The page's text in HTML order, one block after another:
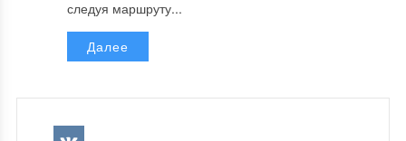
следуя маршруту...
Далее